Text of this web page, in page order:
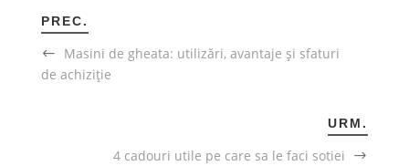
PREC.
Masini de gheata: utilizări, avantaje și sfaturi
de achiziție
URM.
4 cadouri utile pe care sa le faci sotiei